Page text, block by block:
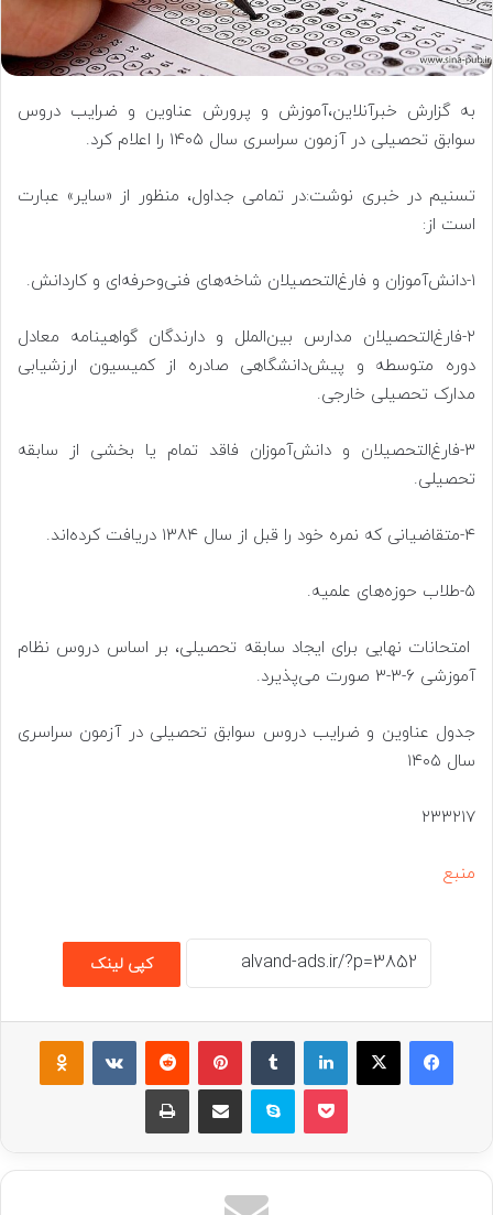
به گزارش خبرآنلاین،آموزش و پرورش عناوین و ضرایب دروس
سوابق تحصیلی در آزمون سراسری سال ۱۴۰۵ را اعلام کرد.
تسنیم در خبری نوشت:در تمامی جداول، منظور از «سایر» عبارت
است از:
۱-دانش‌آموزان و فارغ‌التحصیلان شاخه‌های فنی‌وحرفه‌ای و کاردانش.
۲-فارغ‌التحصیلان مدارس بین‌الملل و دارندگان گواهینامه معادل
دوره متوسطه و پیش‌دانشگاهی صادره از کمیسیون ارزشیابی
مدارک تحصیلی خارجی.
۳-فارغ‌التحصیلان و دانش‌آموزان فاقد تمام یا بخشی از سابقه
تحصیلی.
۴-متقاضیانی که نمره خود را قبل از سال ۱۳۸۴ دریافت کرده‌اند.
۵-طلاب حوزه‌های علمیه.
امتحانات نهایی برای ایجاد سابقه تحصیلی، بر اساس دروس نظام
آموزشی ۶-۳-۳ صورت می‌پذیرد.
جدول عناوین و ضرایب دروس سوابق تحصیلی در آزمون سراسری
سال ۱۴۰۵
۲۳۳۲۱۷
منبع
کپی لینک
فیسبوکایکس لینکداینتامبلر پینتریستReddit
VKontakte
پاکت اسکایپ اشتراک گذاری با ایمیل چاپ